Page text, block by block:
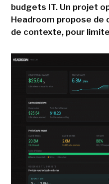
budgets IT. Un projet
Headroom propose
de contexte, pour